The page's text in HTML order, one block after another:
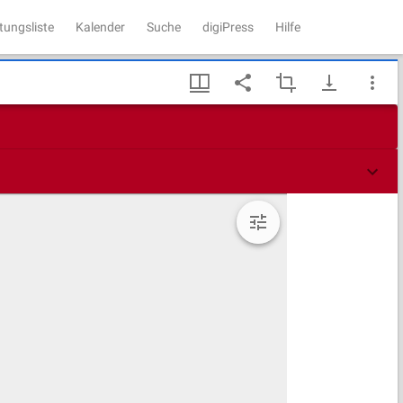
Kalender Suche digiPress Hilfe